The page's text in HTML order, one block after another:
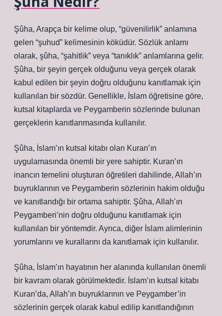
Şûha, Arapça bir kelime olup, “güvenilirlik” anlamına
gelen “şuhud” kelimesinin köküdür. Sözlük anlamı
olarak, şûha, “şahitlik” veya “tanıklık” anlamlarına gelir.
Şûha, bir şeyin gerçek olduğunu veya gerçek olarak
kabul edilen bir şeyin doğru olduğunu kanıtlamak için
kullanılan bir sözdür. Genellikle, İslam öğretisine göre,
kutsal kitaplarda ve Peygamberin sözlerinde bulunan
gerçeklerin kanıtlanmasında kullanılır.
Şûha, İslam’ın kutsal kitabı olan Kuran’ın
uygulamasında önemli bir yere sahiptir. Kuran’ın
inancın temelini oluşturan öğretileri dahilinde, Allah’ın
buyruklarının ve Peygamberin sözlerinin hakim olduğu
ve kanıtlandığı bir ortama sahiptir. Şûha, Allah’ın
Peygamberi’nin doğru olduğunu kanıtlamak için
kullanılan bir yöntemdir. Ayrıca, diğer İslam alimlerinin
yorumlarını ve kurallarını da kanıtlamak için kullanılır.
Şûha, İslam’ın hayatının her alanında kullanılan önemli
bir kavram olarak görülmektedir. İslam’ın kutsal kitabı
Kuran’da, Allah’ın buyruklarının ve Peygamber’in
sözlerinin gerçek olarak kabul edilip kanıtlandığının